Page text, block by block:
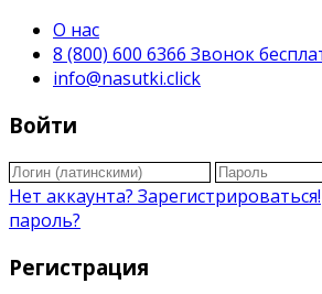
О нас
8 (800) 600 6366 Звонок
info@nasutki.click
Войти
Нет аккаунта? Зарегистрироваться!
пароль?
Регистрация